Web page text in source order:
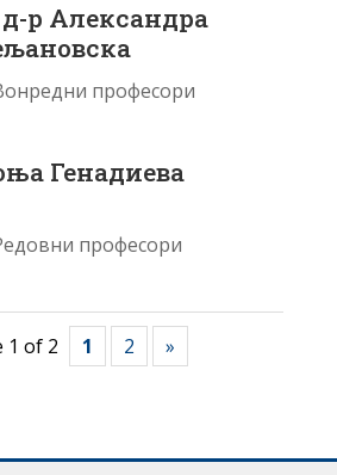
р Александра
професори
Генадиева
професори
1 of 2 1 2 »